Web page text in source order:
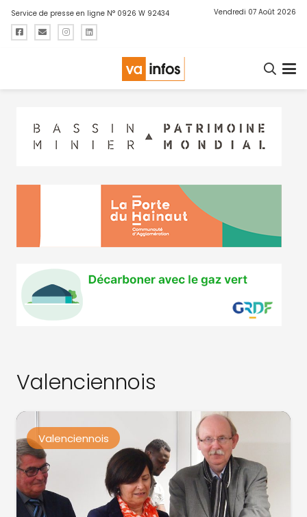
Service de presse en ligne N° 0926 W 92434 Vendredi 07 Août 2026
Valenciennois
Valenciennois